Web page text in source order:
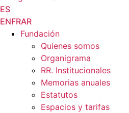
ES
ENFRAR
Fundación
Quienes somos
Organigrama
RR. Institucionales
Memorias anuales
Estatutos
Espacios y tarifas